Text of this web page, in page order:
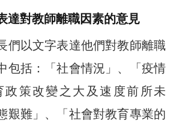
達對教師離職因素的意見
們以文字表達他們對教師離職
包括：「社會情況」、「疫情
政策改變之大及速度前所未
艱難」、「社會對教育專業的